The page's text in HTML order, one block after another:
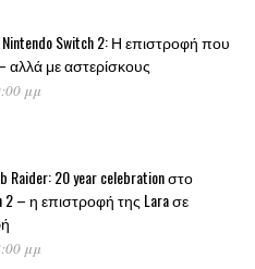
Nintendo Switch 2: Η επιστροφή που
αλλά με αστερίσκους
μμ
Raider: 20 year celebration στο
2 – η επιστροφή της Lara σε
μμ